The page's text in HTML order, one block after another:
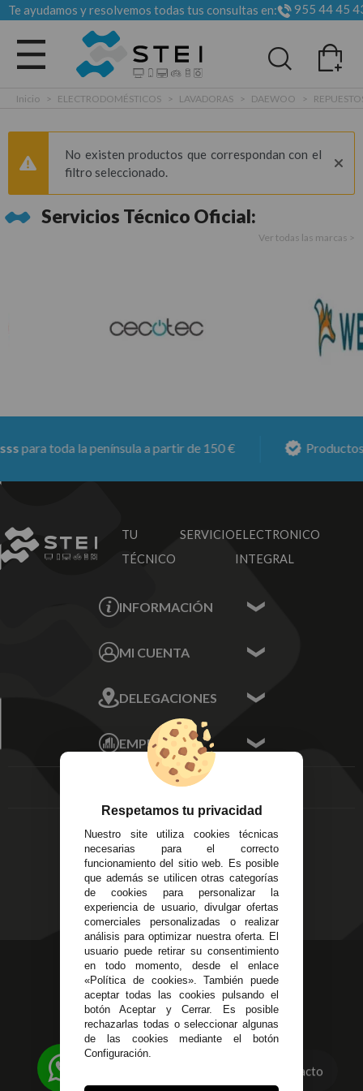
Te ayudamos y resolvemos todas tus consultas en: 955 44 45
Todas las categorias
Inicio > ELECTRODOMÉSTICOS > LAVADORAS > DAEWOO >
No existen productos que correspondan con el
filtro seleccionado.
Servicios Técnico Oficial:
Ver todas las marcas >
para toda la península a partir de 150 € Productos
TU SERVICIO
TÉCNICO
ELECTRONICO
INTEGRAL
INFORMACIÓN
Sobre nosotros
MI CUENTA
Mis Direcciones
Mis Pedidos
Mis favoritos
FAQ's
DELEGACIONES
Écija - Sevilla
Av. Plaza de Toros.
Local 3
Córdoba
14
Alzira - Valencia
C/ Esplugues, 135
EMPRESA
Aviso Legal
Devoluciones
Política de Privacidad
Pago Seguro
Terminos y
Condiciones Generales
Políticas de Cookies
623 23 31 98
Atendemos Whatsapp
955 44 45 43/955 44 45 44
info@steielectronica.com
Contacto
Respetamos tu privacidad
Nuestro site utiliza cookies técnicas
necesarias para el correcto
funcionamiento del sitio web. Es posible
que además se utilicen otras categorías
de cookies para personalizar la
experiencia de usuario, divulgar ofertas
comerciales personalizadas o realizar
análisis para optimizar nuestra oferta. El
usuario puede retirar su consentimiento
en todo momento, desde el enlace
«Política de cookies». También puede
aceptar todas las cookies pulsando el
botón Aceptar y Cerrar. Es posible
rechazarlas todas o seleccionar algunas
de las cookies mediante el botón
Configuración.